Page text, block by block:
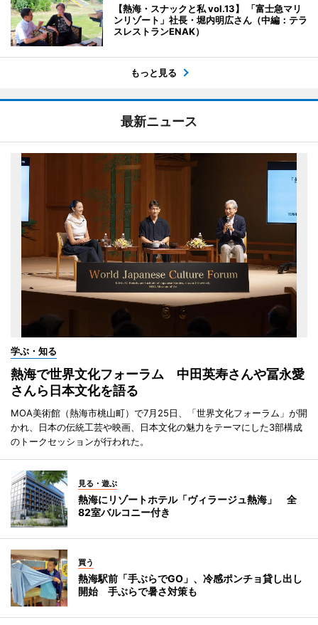
【熱海・スナックと私 vol.13】 「富士急マリ
ンリゾート」社長・堀内明広さん（中編：テラ
スレストランENAK）
もっと見る
最新ニュース
学ぶ・知る
熱海で世界文化フォーラム 中田英寿さんや冨永愛
さんら日本文化を語る
MOA美術館（熱海市桃山町）で7月25日、「世界文化フォーラム」が開
かれ、日本の伝統工芸や映画、日本文化の魅力をテーマにした3部構成
のトークセッションが行われた。
見る・遊ぶ
熱海にリゾートホテル「ヴィラージュ熱海」 全
82室バルコニー付き
買う
熱海駅前「手ぶらでGO」、冷感ポンチョ貸し出し
開始 手ぶらで暑さ対策も